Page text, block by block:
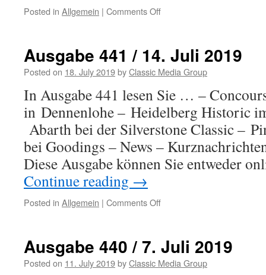
Posted in Allgemein | Comments Off
21.
Juli
Ausgabe 441 / 14. Juli 2019
Posted on 18. July 2019byClassic Media Group
In Ausgabe 441 lesen Sie … –
in Dennenlohe – Heidelberg Historic
Abarth bei der Silverstone Classic –
bei Goodings – News –
Diese Ausgabe können Sie entweder
Continue reading →
Posted in Allgemein | Comments Off
14.
Juli
Ausgabe 440 / 7. Juli 2019
Posted on 11. July 2019byClassic Media Group